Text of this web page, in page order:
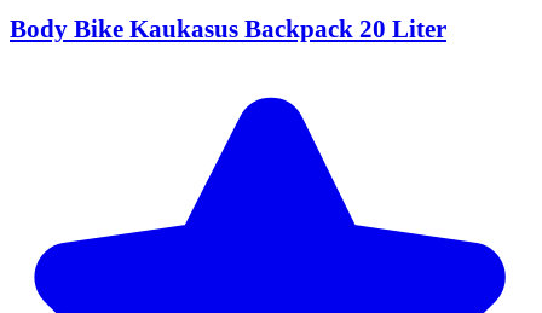
Body Bike Kaukasus Backpack 20 Liter